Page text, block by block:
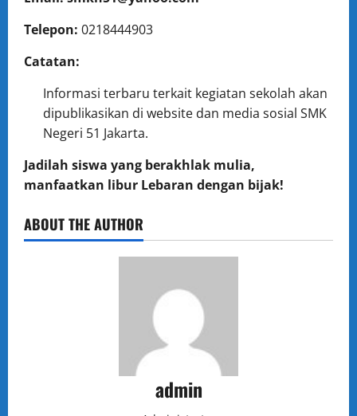
Telepon: 0218444903
Catatan:
Informasi terbaru terkait kegiatan sekolah akan
dipublikasikan di website dan media sosial SMK
Negeri 51 Jakarta.
Jadilah siswa yang berakhlak mulia,
manfaatkan libur Lebaran dengan bijak!
ABOUT THE AUTHOR
admin